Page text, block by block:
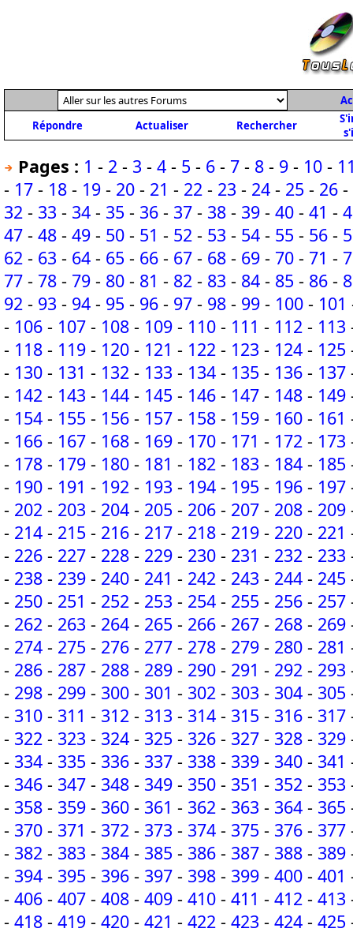
Répondre
Actualiser Rechercher
Pages : 1 - 2 - 3 - 4 - 5 - 6 - 7 - 8 - 9 - 10 -
- 17 - 18 - 19 - 20 - 21 - 22 - 23 - 24 - 25 - 26 -
32 - 33 - 34 - 35 - 36 - 37 - 38 - 39 - 40 - 41 -
47 - 48 - 49 - 50 - 51 - 52 - 53 - 54 - 55 - 56 -
62 - 63 - 64 - 65 - 66 - 67 - 68 - 69 - 70 - 71 -
77 - 78 - 79 - 80 - 81 - 82 - 83 - 84 - 85 - 86 -
92 - 93 - 94 - 95 - 96 - 97 - 98 - 99 - 100 - 101
- 106 - 107 - 108 - 109 - 110 - 111 - 112 - 113
- 118 - 119 - 120 - 121 - 122 - 123 - 124 - 125
- 130 - 131 - 132 - 133 - 134 - 135 - 136 - 137
- 142 - 143 - 144 - 145 - 146 - 147 - 148 - 149
- 154 - 155 - 156 - 157 - 158 - 159 - 160 - 161
- 166 - 167 - 168 - 169 - 170 - 171 - 172 - 173
- 178 - 179 - 180 - 181 - 182 - 183 - 184 - 185
- 190 - 191 - 192 - 193 - 194 - 195 - 196 - 197
- 202 - 203 - 204 - 205 - 206 - 207 - 208 - 209
- 214 - 215 - 216 - 217 - 218 - 219 - 220 - 221
- 226 - 227 - 228 - 229 - 230 - 231 - 232 - 233
- 238 - 239 - 240 - 241 - 242 - 243 - 244 - 245
- 250 - 251 - 252 - 253 - 254 - 255 - 256 - 257
- 262 - 263 - 264 - 265 - 266 - 267 - 268 - 269
- 274 - 275 - 276 - 277 - 278 - 279 - 280 - 281
- 286 - 287 - 288 - 289 - 290 - 291 - 292 - 293
- 298 - 299 - 300 - 301 - 302 - 303 - 304 - 305
- 310 - 311 - 312 - 313 - 314 - 315 - 316 - 317
- 322 - 323 - 324 - 325 - 326 - 327 - 328 - 329
- 334 - 335 - 336 - 337 - 338 - 339 - 340 - 341
- 346 - 347 - 348 - 349 - 350 - 351 - 352 - 353
- 358 - 359 - 360 - 361 - 362 - 363 - 364 - 365
- 370 - 371 - 372 - 373 - 374 - 375 - 376 - 377
- 382 - 383 - 384 - 385 - 386 - 387 - 388 - 389
- 394 - 395 - 396 - 397 - 398 - 399 - 400 - 401
- 406 - 407 - 408 - 409 - 410 - 411 - 412 - 413
- 418 - 419 - 420 - 421 - 422 - 423 - 424 - 425